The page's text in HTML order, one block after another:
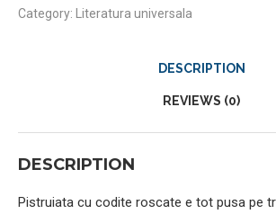
Category:
Literatura universala
DESCRIPTION
REVIEWS (0)
DESCRIPTION
Pistruiata cu codite roscate e tot pusa pe